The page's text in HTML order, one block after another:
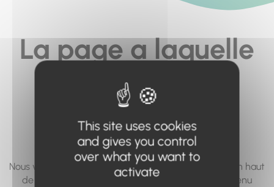
La page a laquelle
vous cherchez à
accéder n'existe
pas... ou plus.
Nous vous invitons à utiliser le moteur de recherche en haut
de page, ou à utiliser le menu pour trouver le contenu
This site uses cookies
and gives you control
over what you want to
activate